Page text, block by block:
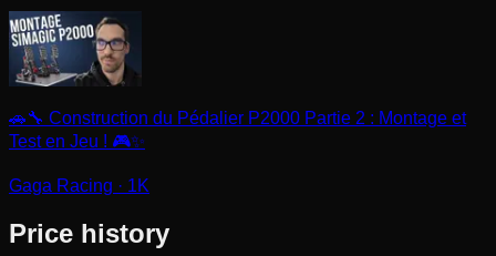
🚗🔧 Construction du Pédalier P2000 Partie 2 : Montage et
Test en Jeu ! 🎮✨
Gaga Racing · 1K
Price history